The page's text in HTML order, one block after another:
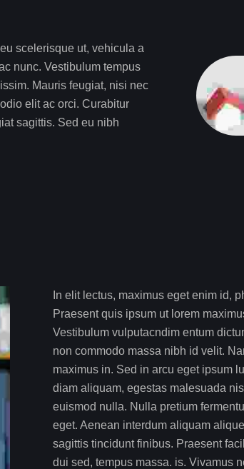
scelerisque ut, vehicula a
nunc. Vestibulum tempus
Mauris feugiat, nisi nec
elit ac orci. Curabitur
sagittis. Sed eu nibh
In elit lectus, maximus eget enim id,
Praesent quis ipsum ut lorem
Vestibulum vulputacndim entum
non commodo massa nibh id velit.
maximus in. Sed in arcu eget ipsum
diam aliquam, egestas malesuada
euismod nulla. Nulla pretium
eget. Aenean interdum aliquam
sagittis tincidunt finibus. Praesent
dui sed, tempus massa. is. Vivamus